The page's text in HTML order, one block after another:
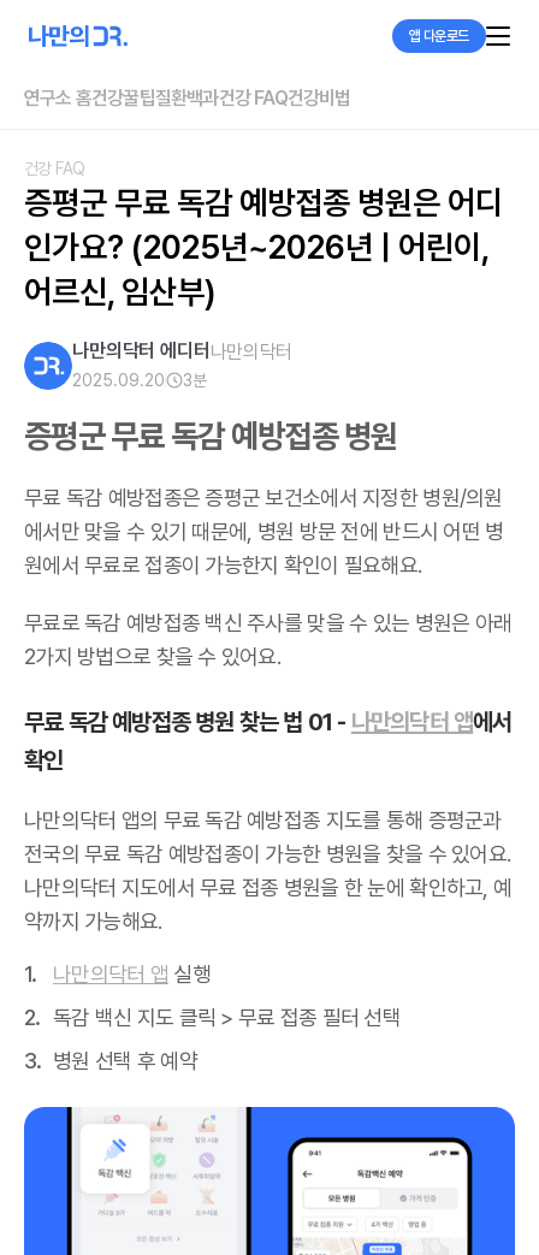
앱 다운로드
연구소 홈건강꿀팁질환백과건강 FAQ건강비법
건강 FAQ
증평군 무료 독감 예방접종 병원은 어디
인가요? (2025년~2026년 | 어린이,
어르신, 임산부)
나만의닥터 에디터 나만의닥터
2025.09.20 3분
증평군 무료 독감 예방접종 병원
무료 독감 예방접종은 증평군 보건소에서 지정한 병원/의원
에서만 맞을 수 있기 때문에, 병원 방문 전에 반드시 어떤 병
원에서 무료로 접종이 가능한지 확인이 필요해요.
무료로 독감 예방접종 백신 주사를 맞을 수 있는 병원은 아래
2가지 방법으로 찾을 수 있어요.
무료 독감 예방접종 병원 찾는 법 01 - 나만의닥터 앱에서
확인
나만의닥터 앱의 무료 독감 예방접종 지도를 통해 증평군과
전국의 무료 독감 예방접종이 가능한 병원을 찾을 수 있어요.
나만의닥터 지도에서 무료 접종 병원을 한 눈에 확인하고, 예
약까지 가능해요.
나만의닥터 앱 실행
독감 백신 지도 클릭 > 무료 접종 필터 선택
병원 선택 후 예약